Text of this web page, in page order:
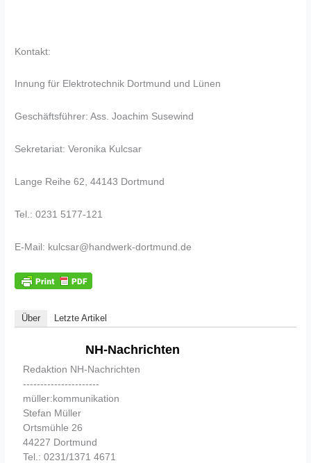
Kontakt:
Innung für Elektrotechnik Dortmund und Lünen
Geschäftsführer: Ass. Joachim Susewind
Sekretariat: Veronika Kulcsar
Lange Reihe 62, 44143 Dortmund
Tel.: 0231 5177-121
E-Mail: kulcsar@handwerk-dortmund.de
Über Letzte Artikel
NH-Nachrichten
Redaktion NH-Nachrichten
----------------------
müller:kommunikation
Stefan Müller
Ortsmühle 26
44227 Dortmund
Tel.: 0231/1371 4671